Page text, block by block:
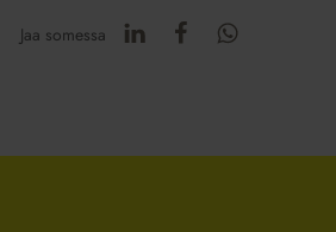
Jaa somessa